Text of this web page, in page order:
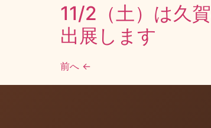
11/2（土）は久
出展します
前へ ←